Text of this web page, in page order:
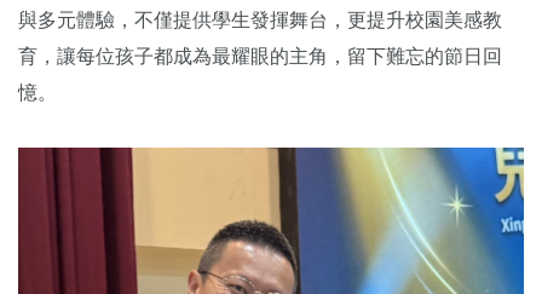
與多元體驗，不僅提供學生發揮舞台，更提升校園美感教
育，讓每位孩子都成為最耀眼的主角，留下難忘的節日回
憶。